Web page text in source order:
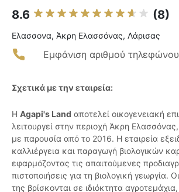
8.6 (8)
Ελασσονα, Άκρη Ελασσόνας, Λάρισας
Εμφάνιση αριθμού τηλεφώνου
Σχετικά με την εταιρεία:
Η Agapi's Land αποτελεί οικογενειακή
λειτουργεί στην περιοχή Άκρη
με παρουσία από το 2016. Η εταιρεία
καλλιέργεια και παραγωγή βιολογικών
εφαρμόζοντας τις απαιτούμενες
πιστοποιήσεις για τη βιολογική γεωργία.
της βρίσκονται σε ιδιόκτητα